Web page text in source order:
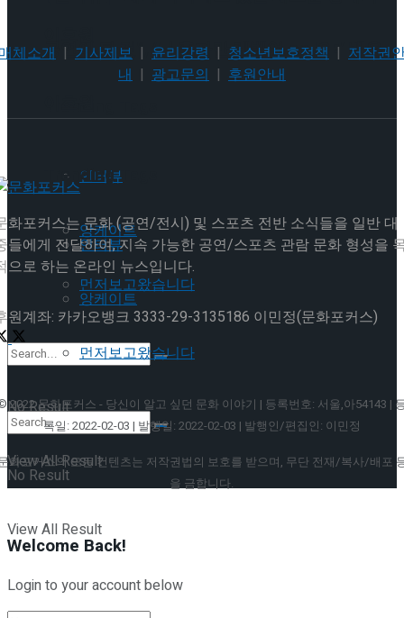
인터뷰
앙케이트
먼저보고왔습니다
No Result
View All Result
공연이 될 것”, ‘나 혼자만 레벨업 on ICE’ 배우
Trending Tags
인터뷰
앙케이트
먼저보고왔습니다
No Result
View All Result
체소개 | 기사제보 | 윤리강령 | 청소년보호정책 | 저작권
내 | 광고문의 | 후원안내
화포커스는 문화 (공연/전시) 및 스포츠 전반 소식들을 일반 대
들에게 전달하여, 지속 가능한 공연/스포츠 관람 문화 형성을
으로 하는 온라인 뉴스입니다.
원계좌: 카카오뱅크 3333-29-3135186 이민정(문화포커스)
2022 문화포커스 - 당신이 알고 싶던 문화 이야기 | 등록번호: 서울,아54143 |
록일: 2022-02-03 | 발행일: 2022-02-03 | 발행인/편집인: 이민정
화포커스의 모든 컨텐츠는 저작권법의 보호를 받으며, 무단 전재/복사/배포
을 금합니다.
Welcome Back!
Login to your account below